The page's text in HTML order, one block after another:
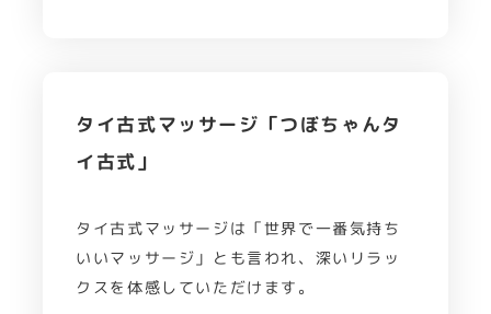
タイ古式マッサージ「つぼちゃんタ
イ古式」
タイ古式マッサージは「世界で一番気持ち
いいマッサージ」とも言われ、深いリラッ
クスを体感していただけます。